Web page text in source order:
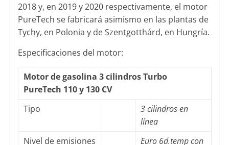
2018 y, en 2019 y 2020 respectivamente, el motor
PureTech se fabricará asimismo en las plantas de
Tychy, en Polonia y de Szentgotthárd, en Hungría.
Especificaciones del motor:
Motor de gasolina 3 cilindros Turbo
PureTech 110 y 130 CV
Tipo
3 cilindros en
línea
Nivel de emisiones
Euro 6d.temp con